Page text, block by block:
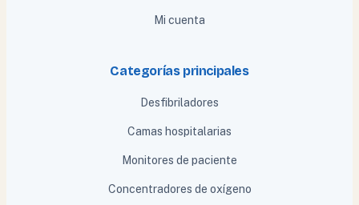
Mi cuenta
Categorías principales
Desfibriladores
Camas hospitalarias
Monitores de paciente
Concentradores de oxígeno